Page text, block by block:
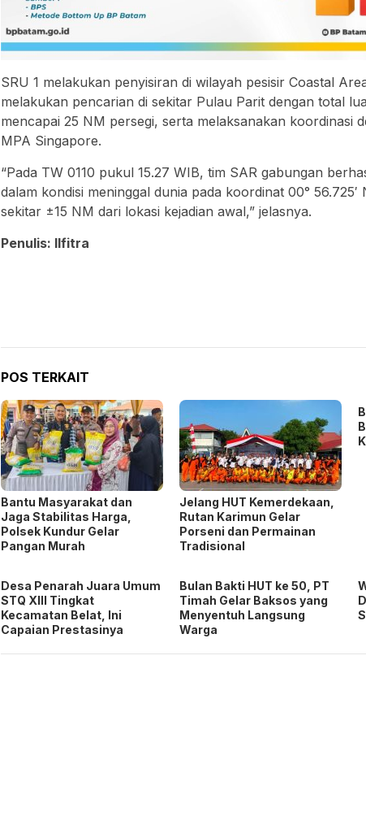
SRU 1 melakukan penyisiran di wilayah pesisir Coastal
melakukan pencarian di sekitar Pulau Parit dengan total
mencapai 25 NM persegi, serta melaksanakan koordinasi
MPA Singapore.
“Pada TW 0110 pukul 15.27 WIB, tim SAR gabungan
dalam kondisi meninggal dunia pada koordinat 00° 56.725′
sekitar ±15 NM dari lokasi kejadian awal,” jelasnya.
Penulis: Ilfitra
POS TERKAIT
Bantu Masyarakat dan
Jaga Stabilitas Harga,
Polsek Kundur Gelar
Pangan Murah
Jelang HUT Kemerdekaan,
Rutan Karimun Gelar
Porseni dan Permainan
Tradisional
Desa Penarah Juara Umum
STQ XIII Tingkat
Kecamatan Belat, Ini
Capaian Prestasinya
Bulan Bakti HUT ke 50, PT
Timah Gelar Baksos yang
Menyentuh Langsung
Warga